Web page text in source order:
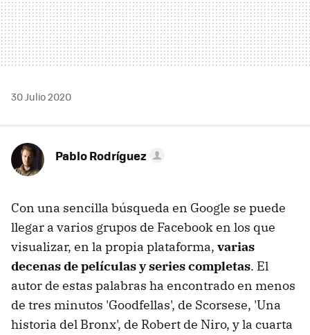
30 Julio 2020
Pablo Rodríguez
Con una sencilla búsqueda en Google se puede
llegar a varios grupos de Facebook en los que
visualizar, en la propia plataforma, varias
decenas de películas y series completas. El
autor de estas palabras ha encontrado en menos
de tres minutos 'Goodfellas', de Scorsese, 'Una
historia del Bronx', de Robert de Niro, y la cuarta